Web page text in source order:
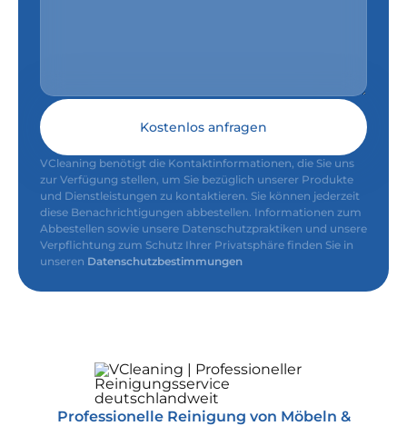
Kostenlos anfragen
VCleaning benötigt die Kontaktinformationen, die Sie uns
zur Verfügung stellen, um Sie bezüglich unserer Produkte
und Dienstleistungen zu kontaktieren. Sie können jederzeit
diese Benachrichtigungen abbestellen. Informationen zum
Abbestellen sowie unsere Datenschutzpraktiken und unsere
Verpflichtung zum Schutz Ihrer Privatsphäre finden Sie in
unseren Datenschutzbestimmungen
Professionelle Reinigung von Möbeln &